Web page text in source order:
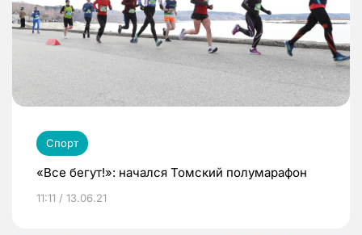
Спорт
«Все бегут!»: начался Томский полумарафон
11:11 / 13.06.21